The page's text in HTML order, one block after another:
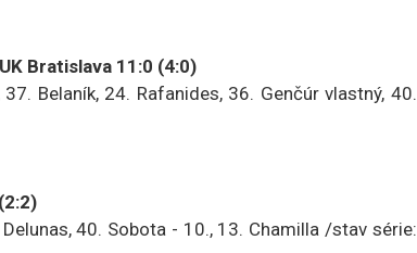
Bratislava 11:0 (4:0)
Belaník, 24. Rafanides, 36. Genčúr vlastný, 40.
40. Sobota - 10., 13. Chamilla /stav série: